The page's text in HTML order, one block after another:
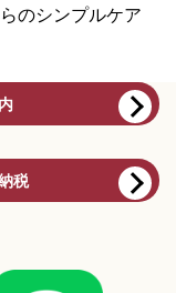
のシンプルケア
税